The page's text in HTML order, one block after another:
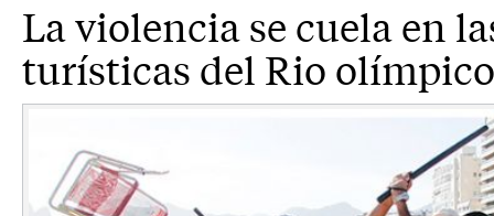
La violencia se cuela en
turísticas del Rio olímpico